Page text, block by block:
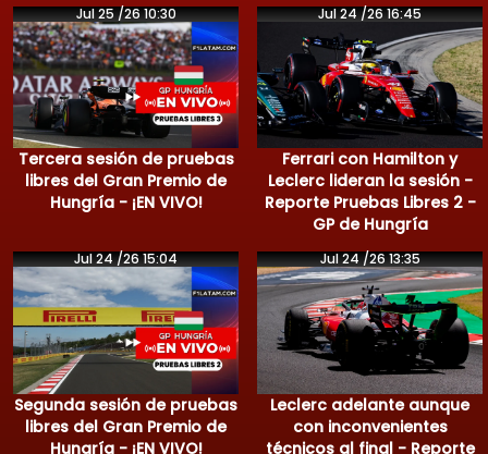
Jul 25 /26 10:30
Tercera sesión de pruebas
libres del Gran Premio de
Hungría - ¡EN VIVO!
Jul 24 /26 16:45
Ferrari con Hamilton y
Leclerc lideran la sesión -
Reporte Pruebas Libres 2 -
GP de Hungría
Jul 24 /26 15:04
Segunda sesión de pruebas
libres del Gran Premio de
Hungría - ¡EN VIVO!
Jul 24 /26 13:35
Leclerc adelante aunque
con inconvenientes
técnicos al final - Reporte